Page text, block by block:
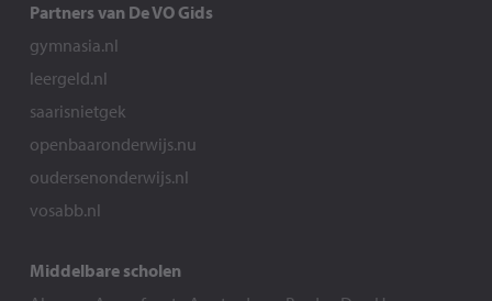
Partners van De VO Gids
gymnasia.nl
leergeld.nl
saarisnietgek
openbaaronderwijs.nu
oudersenonderwijs.nl
vosabb.nl
Middelbare scholen